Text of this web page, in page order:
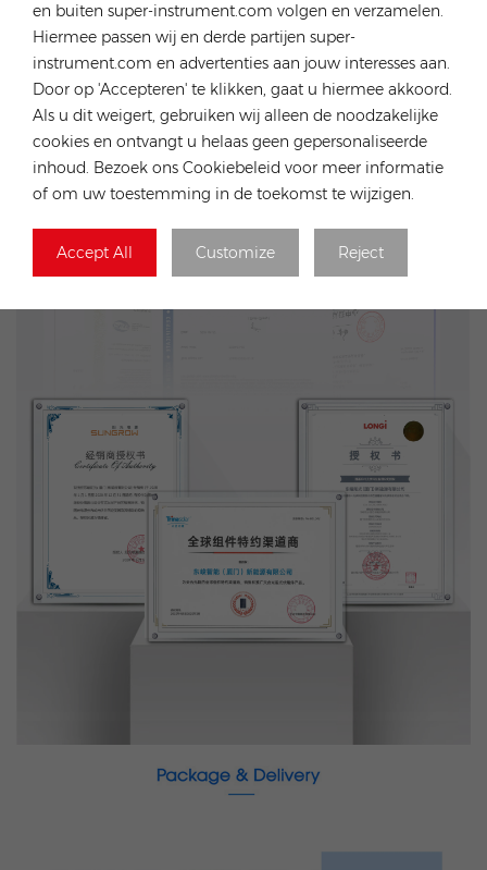
en buiten super-instrument.com volgen en verzamelen.
Hiermee passen wij en derde partijen super-
instrument.com en advertenties aan jouw interesses aan.
Door op 'Accepteren' te klikken, gaat u hiermee akkoord.
Als u dit weigert, gebruiken wij alleen de noodzakelijke
cookies en ontvangt u helaas geen gepersonaliseerde
inhoud. Bezoek ons Cookiebeleid voor meer informatie
of om uw toestemming in de toekomst te wijzigen.
Accept All Customize Reject